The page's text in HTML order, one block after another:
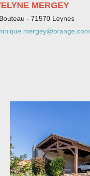
MERGEY
- 71570 Leynes